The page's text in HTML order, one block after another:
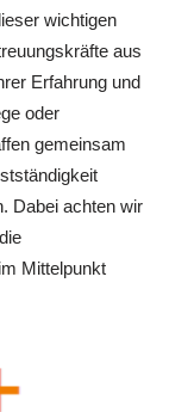
wichtigen
aus
Erfahrung und
oder
gemeinsam
Dabei achten wir
Mittelpunkt